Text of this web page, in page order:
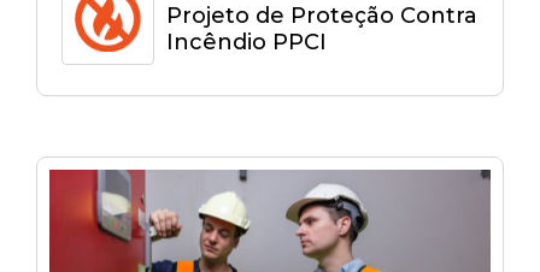
Projeto de Proteção Contra
Incêndio PPCI